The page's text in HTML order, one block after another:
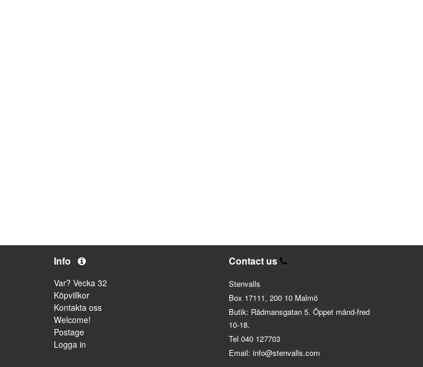
Info
Var? Vecka 32
Köpvillkor
Kontakta oss
Welcome!
Postage
Logga in
Contact us
Stenvalls
Box 17111, 200 10 Malmö
Butik: Rådmansgatan 5. Öppet månd-fred
10-18.
Tel 040 127703
Email: info@stenvalls.com